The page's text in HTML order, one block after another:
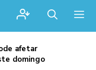
afetar
domingo